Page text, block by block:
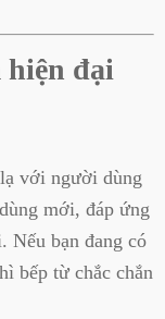
hiện đại
với người dùng
mới, đáp ứng
Nếu bạn đang có
bếp từ chắc chắn